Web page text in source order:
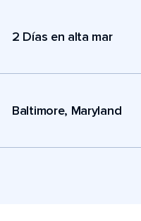
2 Días en alta mar
Baltimore, Maryland